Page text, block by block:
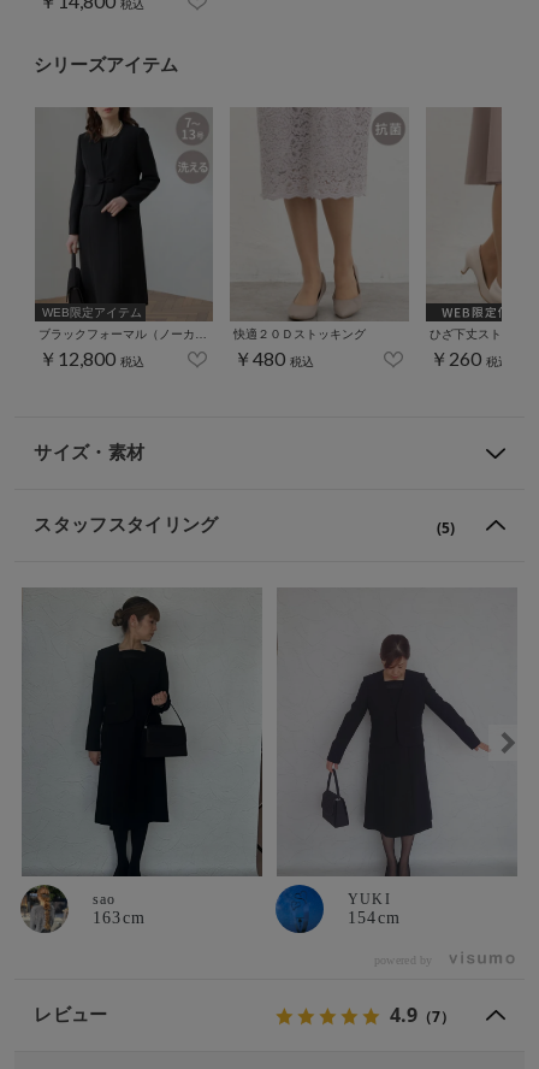
税込
シリーズアイテム
WEB限定アイテム
￥12,800 税込
快適２０Ｄストッキング
￥480 税込
ひざ下丈ストッキ
￥260 税込
サイズ・素材
スタッフスタイリング (5)
sao
163cm
YUKI
154cm
powered by
レビュー 4.9 （7）